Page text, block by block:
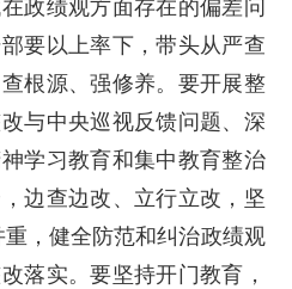
要以上率下，带头从严查
根源、强修养。 要开展整
与中央巡视反馈问题、深
学习教育和集中教育整治
边查边改、立行立改，坚
重，健全防范和纠治政绩观
落实。要坚持开门教育，